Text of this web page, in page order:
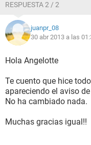
RESPUESTA 2 / 2
juanpr_08
30 abr 2013 a las
Hola Angelotte
Te cuento que hice
apareciendo el aviso
No ha cambiado nada.
Muchas gracias igual!!